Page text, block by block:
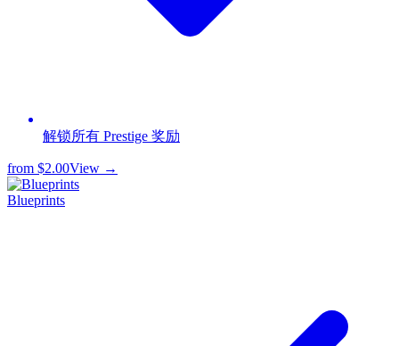
解锁所有 Prestige 奖励
from $2.00View →
Blueprints